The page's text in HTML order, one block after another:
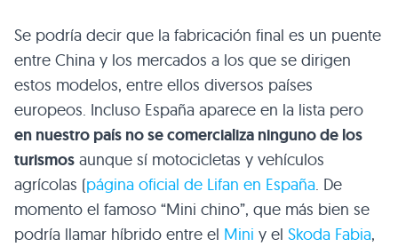
Se podría decir que la fabricación final es un puente
entre China y los mercados a los que se dirigen
estos modelos, entre ellos diversos países
europeos. Incluso España aparece en la lista pero
en nuestro país no se comercializa ninguno de los
turismos aunque sí motocicletas y vehículos
agrícolas (página oficial de Lifan en España. De
momento el famoso “Mini chino”, que más bien se
podría llamar híbrido entre el Mini y el Skoda Fabia,